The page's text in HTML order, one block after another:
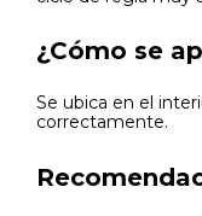
¿Cómo se
Se ubica en el
correctamente.